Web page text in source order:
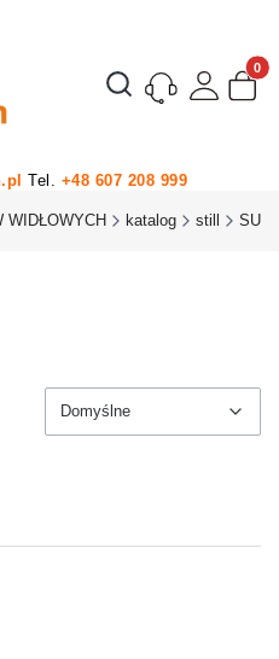
Otwórz wyszukiwarkę
Tel. +48 607 208 999
WIDŁOWYCH katalog still SU
Domyślne